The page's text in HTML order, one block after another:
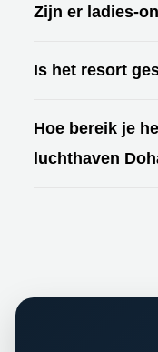
Zijn er ladies-
voor dames.
Is het resort
diverse
Hoe bereik je
luchthaven